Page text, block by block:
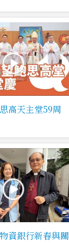
高天主堂59周
資銀行新春與關